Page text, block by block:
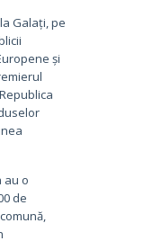
Galați, pe
și
au o
de